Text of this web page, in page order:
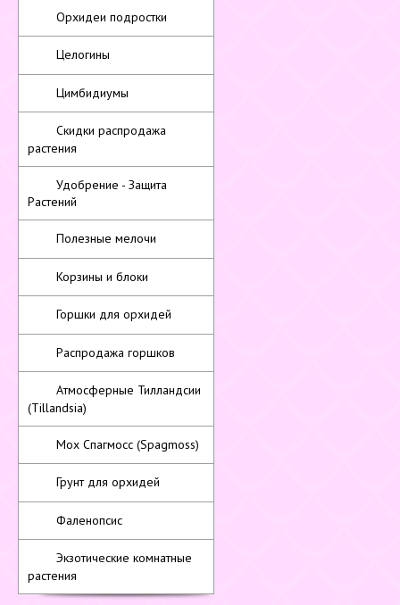
Орхидеи подростки
Целогины
Цимбидиумы
Скидки распродажа
растения
Удобрение - Защита
Растений
Полезные мелочи
Корзины и блоки
Горшки для орхидей
Распродажа горшков
Атмосферные Тилландсии
(Tillandsia)
Мох Спагмосс (Spagmoss)
Грунт для орхидей
Фаленопсис
Экзотические комнатные
растения